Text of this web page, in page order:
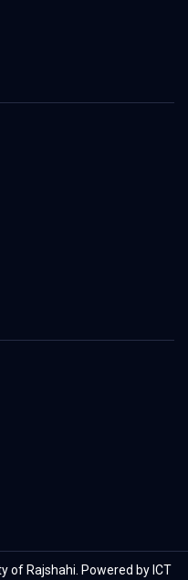
of Rajshahi. Powered by ICT